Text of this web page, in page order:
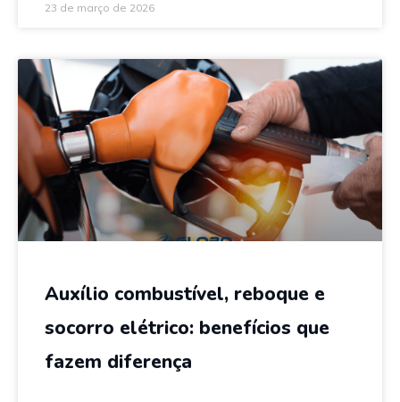
23 de março de 2026
Auxílio combustível, reboque e
socorro elétrico: benefícios que
fazem diferença